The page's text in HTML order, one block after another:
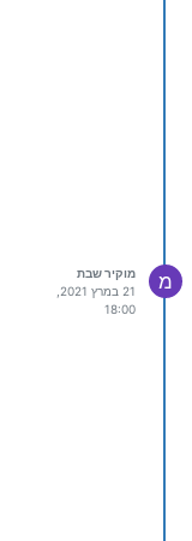
מ
מוקיר שבת
18:00